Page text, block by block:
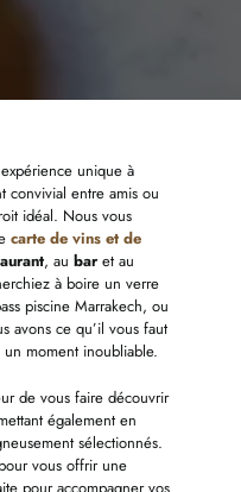
unique à
convivial entre amis ou
idéal. Nous vous
carte de vins et de
, au baret au
à boire un verre
piscine Marrakech, ou
avons ce qu’il vous faut
moment inoubliable.
de vous faire découvrir
également en
sélectionnés.
vous offrir une